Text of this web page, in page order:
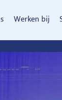
Werken bij